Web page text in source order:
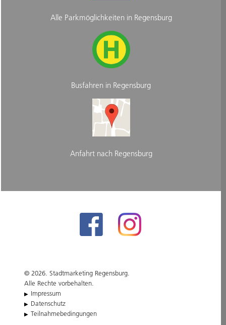
Alle Parkmöglichkeiten in Regensburg
Busfahren in Regensburg
Anfahrt nach Regensburg
© 2026. Stadtmarketing Regensburg.
Alle Rechte vorbehalten.
Impressum
Datenschutz
Teilnahmebedingungen